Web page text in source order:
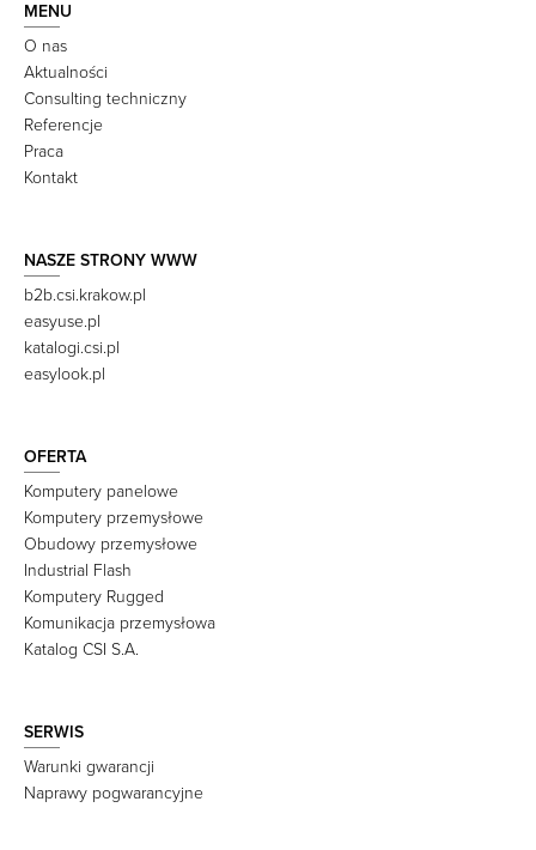
MENU
O nas
Aktualności
Consulting techniczny
Referencje
Praca
Kontakt
NASZE STRONY WWW
b2b.csi.krakow.pl
easyuse.pl
katalogi.csi.pl
easylook.pl
OFERTA
Komputery panelowe
Komputery przemysłowe
Obudowy przemysłowe
Industrial Flash
Komputery Rugged
Komunikacja przemysłowa
Katalog CSI S.A.
SERWIS
Warunki gwarancji
Naprawy pogwarancyjne